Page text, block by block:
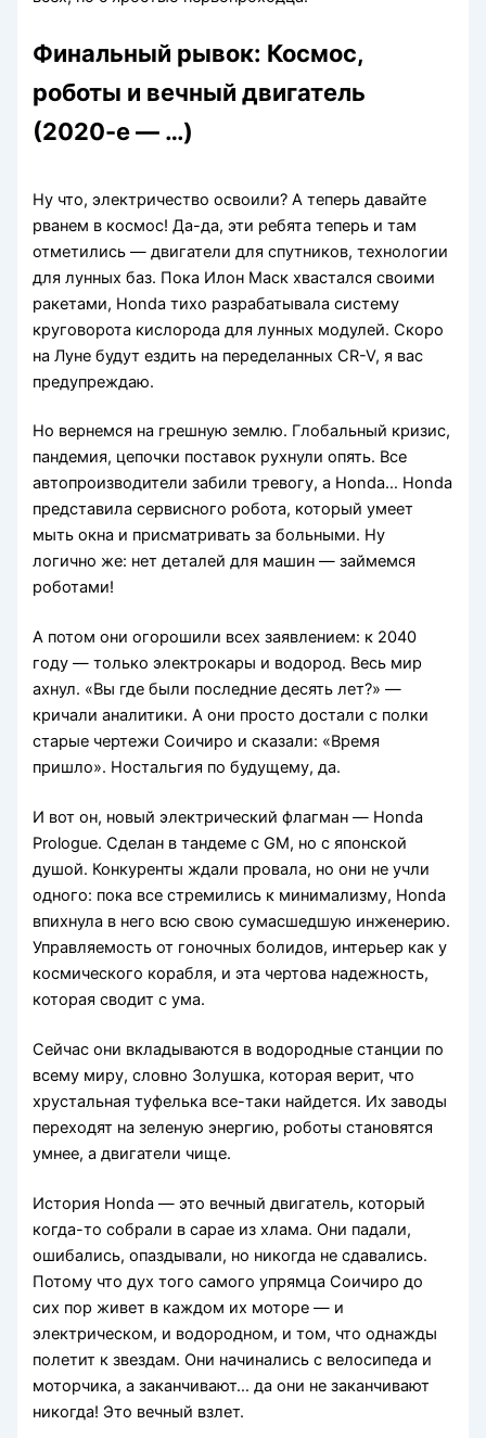
Финальный рывок: Космос,
роботы и вечный двигатель
(2020-е — …)
Ну что, электричество освоили? А теперь давайте
рванем в космос! Да-да, эти ребята теперь и там
отметились — двигатели для спутников, технологии
для лунных баз. Пока Илон Маск хвастался своими
ракетами, Honda тихо разрабатывала систему
круговорота кислорода для лунных модулей. Скоро
на Луне будут ездить на переделанных CR-V, я вас
предупреждаю.
Но вернемся на грешную землю. Глобальный кризис,
пандемия, цепочки поставок рухнули опять. Все
автопроизводители забили тревогу, а Honda… Honda
представила сервисного робота, который умеет
мыть окна и присматривать за больными. Ну
логично же: нет деталей для машин — займемся
роботами!
А потом они огорошили всех заявлением: к 2040
году — только электрокары и водород. Весь мир
ахнул. «Вы где были последние десять лет?» —
кричали аналитики. А они просто достали с полки
старые чертежи Соичиро и сказали: «Время
пришло». Ностальгия по будущему, да.
И вот он, новый электрический флагман — Honda
Prologue. Сделан в тандеме с GM, но с японской
душой. Конкуренты ждали провала, но они не учли
одного: пока все стремились к минимализму, Honda
впихнула в него всю свою сумасшедшую инженерию.
Управляемость от гоночных болидов, интерьер как у
космического корабля, и эта чертова надежность,
которая сводит с ума.
Сейчас они вкладываются в водородные станции по
всему миру, словно Золушка, которая верит, что
хрустальная туфелька все-таки найдется. Их заводы
переходят на зеленую энергию, роботы становятся
умнее, а двигатели чище.
История Honda — это вечный двигатель, который
когда-то собрали в сарае из хлама. Они падали,
ошибались, опаздывали, но никогда не сдавались.
Потому что дух того самого упрямца Соичиро до
сих пор живет в каждом их моторе — и
электрическом, и водородном, и том, что однажды
полетит к звездам. Они начинались с велосипеда и
моторчика, а заканчивают… да они не заканчивают
никогда! Это вечный взлет.